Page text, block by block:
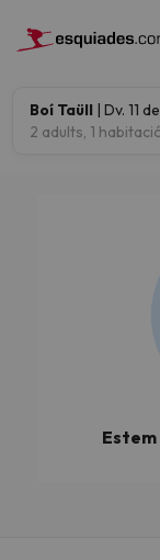
Boí Taüll | Dv. 11
2 adults, 1